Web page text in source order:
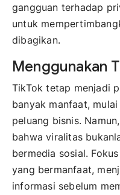
gangguan terhadap
untuk
dibagikan.
Menggunakan
TikTok tetap menjadi
banyak manfaat,
peluang bisnis.
bahwa viralitas
bermedia sosial.
yang bermanfaat,
informasi sebelum